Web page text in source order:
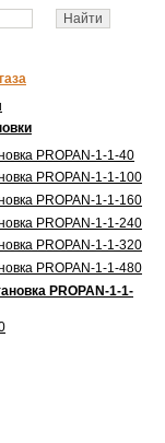
PROPAN-1-1-40
PROPAN-1-1-100
PROPAN-1-1-160
PROPAN-1-1-240
PROPAN-1-1-320
PROPAN-1-1-480
PROPAN-1-1-